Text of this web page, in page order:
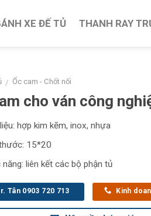
XE ĐẾ TỦ THANH RAY
/ Ốc cam - Chốt nối
cho ván công
hợp kim kẽm, inox, nhựa
15*20
năng: liên kết các bộ phận tủ
Tân 0903 720 713 Kinh